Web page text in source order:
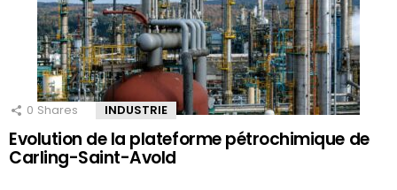
0 Shares INDUSTRIE
Evolution de la plateforme pétrochimique de
Carling-Saint-Avold